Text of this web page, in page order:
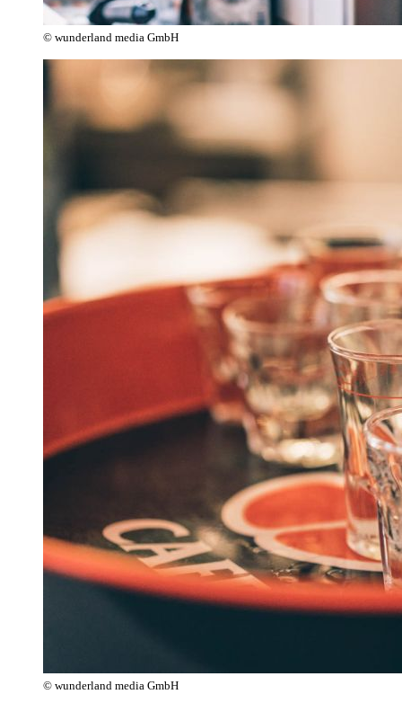
© wunderland media GmbH
© wunderland media GmbH